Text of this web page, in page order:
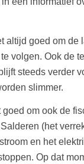
altijd goed om de
volgen. Ook de
steeds verder
slimmer.
goed om ook de
(het
en het
Op dat